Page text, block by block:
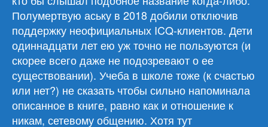
Полумертвую аську в 2018 добили отключив
поддержку неофициальных ICQ-клиентов. Дети
одиннадцати лет ею уж точно не пользуются (и
скорее всего даже не подозревают о ее
существовании). Учеба в школе тоже (к счастью
или нет?) не сказать чтобы сильно напоминала
описанное в книге, равно как и отношение к
никам, сетевому общению. Хотя тут